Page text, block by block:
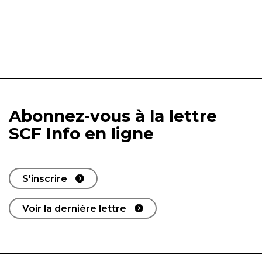
Abonnez-vous à la lettre
SCF Info en ligne
S'inscrire
Voir la dernière lettre